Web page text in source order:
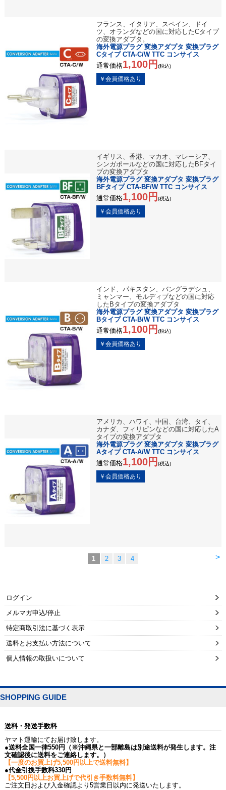
フランス、イタリア、スペイン、ドイ
ツ、オランダなどの国に対応したCタイプ
の変換アダプタ。
海外電源プラグ 変換アダプタ 変換プラグ
Cタイプ CTA-C/W TTC コンサイス
通常価格1,100円 (税込)
イギリス、香港、マカオ、マレーシア、
シンガポールなどの国に対応したBFタイ
プの変換アダプタ
海外電源プラグ 変換アダプタ 変換プラグ
BFタイプ CTA-BF/W TTC コンサイス
通常価格1,100円 (税込)
インド、パキスタン、バングラデシュ、
ミャンマー、モルディブなどの国に対応
したBタイプの変換アダプタ
海外電源プラグ 変換アダプタ 変換プラグ
Bタイプ CTA-B/W TTC コンサイス
通常価格1,100円 (税込)
アメリカ、ハワイ、中国、台湾、タイ、
カナダ、フィリピンなどの国に対応したA
タイプの変換アダプタ
海外電源プラグ 変換アダプタ 変換プラグ
Aタイプ CTA-A/W TTC コンサイス
通常価格1,100円 (税込)
>
1 2 3 4
ログイン
メルマガ申込/停止
特定商取引法に基づく表示
送料とお支払い方法について
個人情報の取扱いについて
SHOPPING GUIDE
送料・発送手数料
ヤマト運輸にてお届け致します。
●送料全国一律550円（※沖縄県と一部離島は別途送料が発生します。注
文確認後に送料をご連絡します。）
【一度のお買上げ5,500円以上で送料無料】
●代金引換手数料330円
【5,500円以上お買上げで代引き手数料無料】
ご注文日および入金確認より5営業日以内に発送いたします。